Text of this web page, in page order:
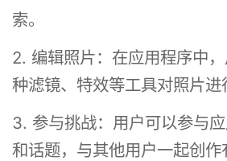
索。
2. 编辑照片：在应用程序中
种滤镜、特效等工具对照片进
3. 参与挑战：用户可以参与
和话题，与其他用户一起创作